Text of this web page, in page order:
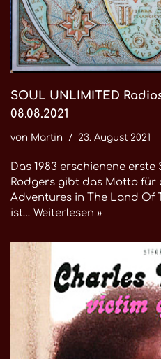
SOUL UNLIMITED
08.08.2021
von Martin 23. August 2021
Das 1983 erschienene
Rodgers gibt das Motto für
Adventures in The Land Of
ist… Weiterlesen »